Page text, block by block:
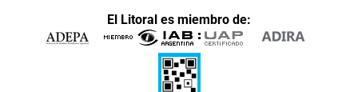
El Litoral es miembro de: